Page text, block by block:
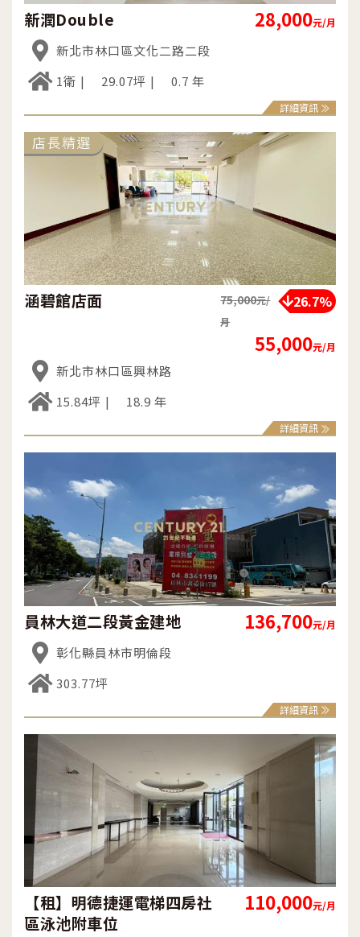
新潤Double 28,000元/月
新北市林口區文化二路二段
1衛
29.07坪 0.7 年
詳細資訊
涵碧館店面 75,000元/
月
26.7%
55,000元/月
新北市林口區興林路
15.84坪
18.9 年
詳細資訊
員林大道二段黃金建地 136,700元/月
彰化縣員林市明倫段
303.77坪
詳細資訊
【租】明德捷運電梯四房社
區泳池附車位
110,000元/月